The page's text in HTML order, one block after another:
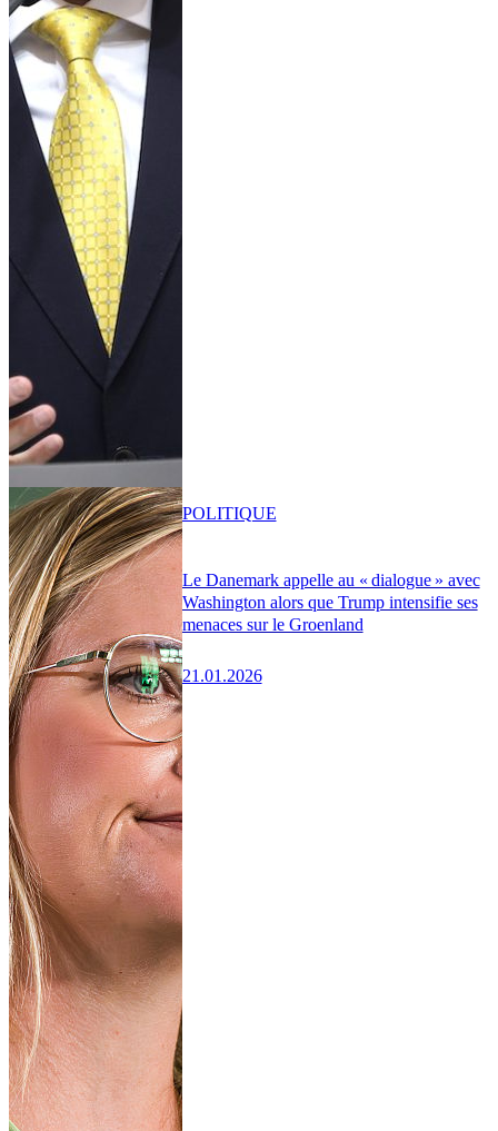
Le Danemark appelle au « dialogue » avec
Washington alors que Trump intensifie ses
menaces sur le Groenland
21.01.2026
POLITIQUE